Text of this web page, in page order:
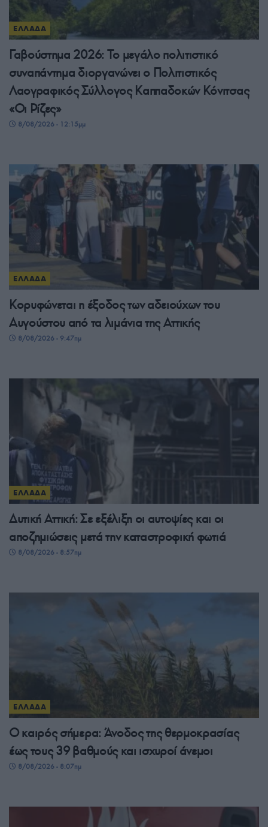
ΕΛΛΑΔΑ
Γαβούστημα 2026: Το μεγάλο πολιτιστικό
συναπάντημα διοργανώνει ο Πολιτιστικός
Λαογραφικός Σύλλογος Καππαδοκών Κόνιτσας
«Οι Ρίζες»
8/08/2026 - 12:15μμ
ΕΛΛΑΔΑ
Κορυφώνεται η έξοδος των αδειούχων του
Αυγούστου από τα λιμάνια της Αττικής
8/08/2026 - 9:47πμ
ΕΛΛΑΔΑ
Δυτική Αττική: Σε εξέλιξη οι αυτοψίες και οι
αποζημιώσεις μετά την καταστροφική φωτιά
8/08/2026 - 8:57πμ
ΕΛΛΑΔΑ
Ο καιρός σήμερα: Άνοδος της θερμοκρασίας
έως τους 39 βαθμούς και ισχυροί άνεμοι
8/08/2026 - 8:07πμ